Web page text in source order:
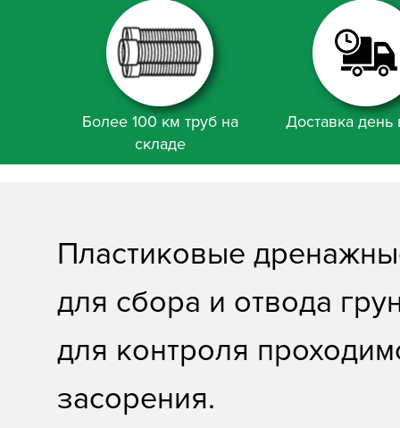
Более 100 км труб на
складе
Доставка день
Пластиковые
для сбора и отвода
для контроля
засорения.